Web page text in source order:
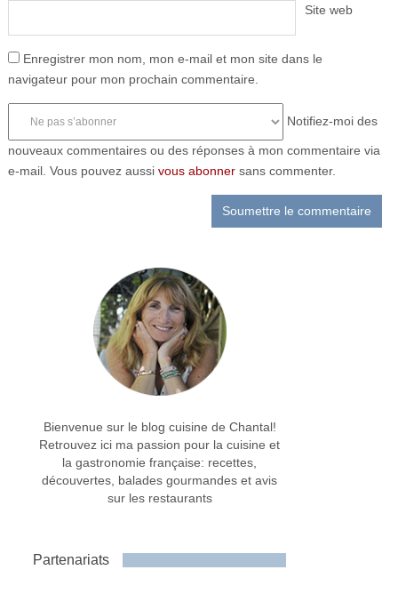
Site web
Enregistrer mon nom, mon e-mail et mon site dans le
navigateur pour mon prochain commentaire.
Notifiez-moi des
nouveaux commentaires ou des réponses à mon commentaire via
e-mail. Vous pouvez aussi vous abonnersans commenter.
Bienvenue sur le blog cuisine de Chantal!
Retrouvez ici ma passion pour la cuisine et
la gastronomie française: recettes,
découvertes, balades gourmandes et avis
sur les restaurants
Partenariats